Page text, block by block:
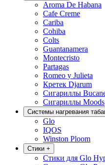
Aroma De Habana
Cafe Creme
Cariba
Cohiba
Colts
Guantanamera
Montecristo
Partagas
Romeo y Julieta
Кретек Djarum
Сигариллы
Сигариллы Moods
Системы нагревания
Glo
IQOS
Winston Ploom
Стики +
Стики для Glo